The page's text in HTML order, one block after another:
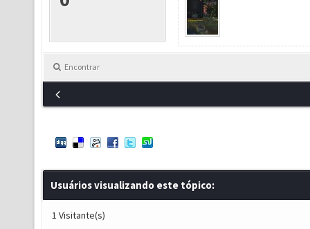
Encontrar
Usuários visualizando este tópico:
1 Visitante(s)